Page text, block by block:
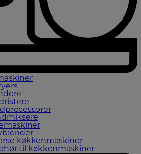
køkkenmaskiner
til køkkenmaskiner